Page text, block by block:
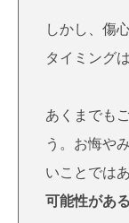
しかし、傷
タイミング
あくまでも
う。お悔や
いことでは
可能性があ